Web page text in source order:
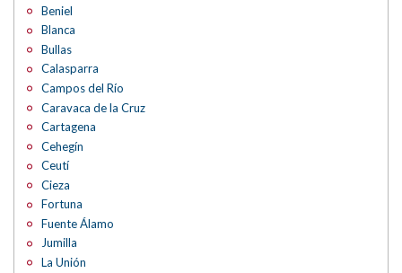
Beniel
Blanca
Bullas
Calasparra
Campos del Río
Caravaca de la Cruz
Cartagena
Cehegín
Ceutí
Cieza
Fortuna
Fuente Álamo
Jumilla
La Unión